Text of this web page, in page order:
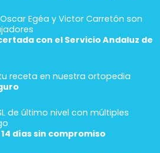
Egéa y Victor Carretón son
con el Servicio Andaluz de
receta en nuestra ortopedia
de último nivel con múltiples
días sin compromiso